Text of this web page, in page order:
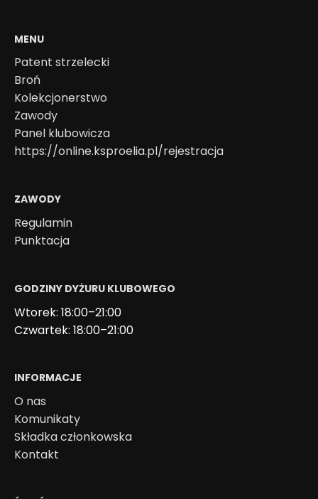
MENU
Patent strzelecki
Broń
Kolekcjonerstwo
Zawody
Panel klubowicza
https://online.ksproelia.pl/rejestracja
ZAWODY
Regulamin
Punktacja
GODZINY DYŻURU KLUBOWEGO
Wtorek: 18:00–21:00
Czwartek: 18:00–21:00
INFORMACJE
O nas
Komunikaty
Składka członkowska
Kontakt